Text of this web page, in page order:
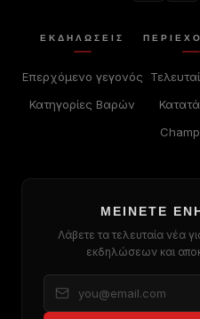
ΕΚΔΗΛΏΣΕΙΣ
Επερχόμενο γεγονός
Κατηγορίες Βαρών
ΜΕΊΝΕΤΕ
Λάβετε τα τελευταία νέα
εκδηλώσεων και